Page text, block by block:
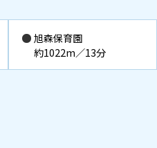
旭森保育園
約1022m／13分